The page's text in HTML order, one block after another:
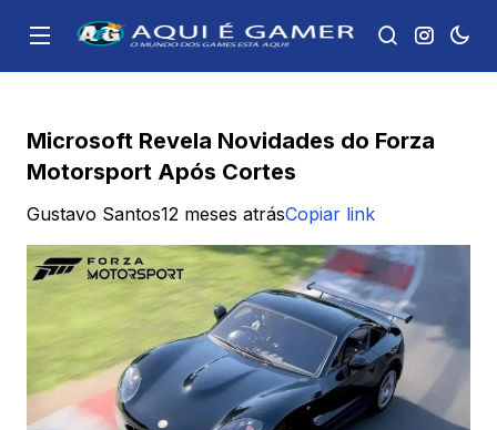
Microsoft Revela Novidades do Forza
Motorsport Após Cortes
Gustavo Santos12 meses atrásCopiar link